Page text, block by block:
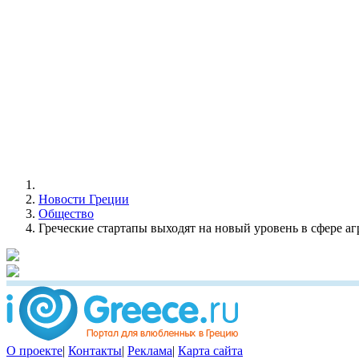
Новости Греции
Общество
Греческие стартапы выходят на новый уровень в сфере
О проекте| Контакты| Реклама| Карта сайта